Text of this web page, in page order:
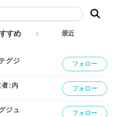
すめ 最近
グジ
フォロー
者:内
フォロー
ジュ
フォロー